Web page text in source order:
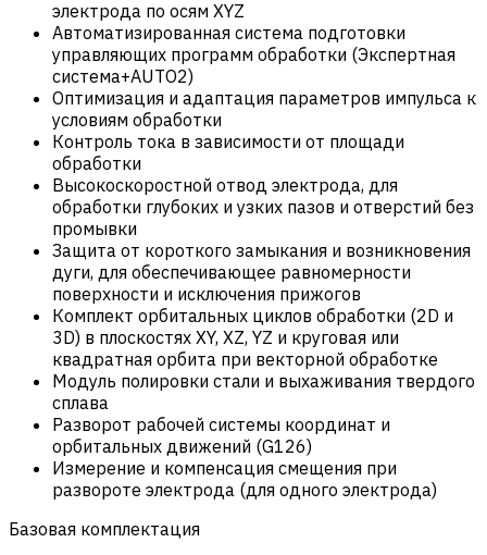
электрода по осям XYZ
Автоматизированная система подготовки
управляющих программ обработки (Экспертная
система+AUTO2)
Оптимизация и адаптация параметров импульса к
условиям обработки
Контроль тока в зависимости от площади
обработки
Высокоскоростной отвод электрода, для
обработки глубоких и узких пазов и отверстий без
промывки
Защита от короткого замыкания и возникновения
дуги, для обеспечивающее равномерности
поверхности и исключения прижогов
Комплект орбитальных циклов обработки (2D и
3D) в плоскостях XY, XZ, YZ и круговая или
квадратная орбита при векторной обработке
Модуль полировки стали и выхаживания твердого
сплава
Разворот рабочей системы координат и
орбитальных движений (G126)
Измерение и компенсация смещения при
развороте электрода (для одного электрода)
Базовая комплектация